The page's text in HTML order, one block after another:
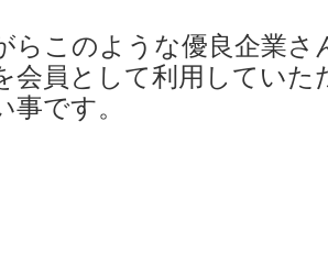
らこのような優良企業
会員として利用していた
事です。